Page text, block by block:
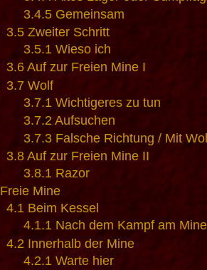
3.4.5 Gemeinsam
3.5 Zweiter Schritt
3.5.1 Wieso ich
3.6 Auf zur Freien Mine I
3.7 Wolf
3.7.1 Wichtigeres zu tun
3.7.2 Aufsuchen
3.7.3 Falsche Richtung / Mit
3.8 Auf zur Freien Mine II
3.8.1 Razor
Freie Mine
4.1 Beim Kessel
4.1.1 Nach dem Kampf am
4.2 Innerhalb der Mine
4.2.1 Warte hier